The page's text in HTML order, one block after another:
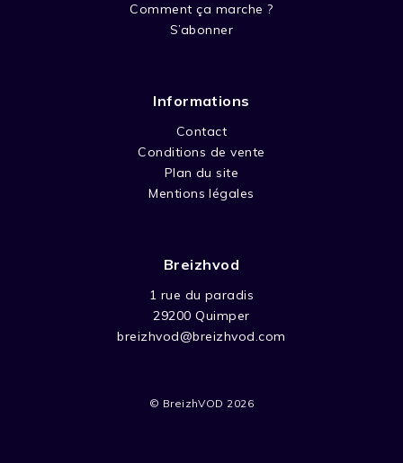
Comment ça marche ?
S’abonner
Informations
Contact
Conditions de vente
Plan du site
Mentions légales
Breizhvod
1 rue du paradis
29200 Quimper
breizhvod@breizhvod.com
© BreizhVOD 2026